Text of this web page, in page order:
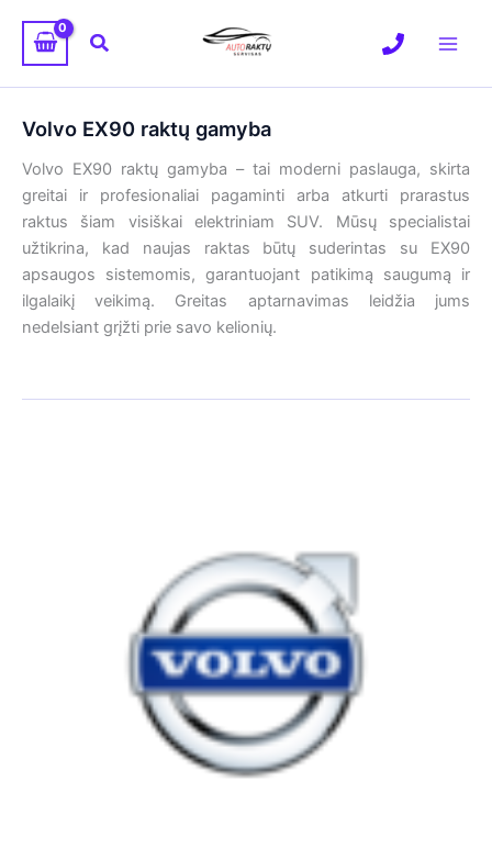
turinio
Paieška
Volvo EX90 raktų gamyba
Volvo EX90 raktų gamyba – tai moderni paslauga, skirta
greitai ir profesionaliai pagaminti arba atkurti prarastus
raktus šiam visiškai elektriniam SUV. Mūsų specialistai
užtikrina, kad naujas raktas būtų suderintas su EX90
apsaugos sistemomis, garantuojant patikimą saugumą ir
ilgalaikį veikimą. Greitas aptarnavimas leidžia jums
nedelsiant grįžti prie savo kelionių.